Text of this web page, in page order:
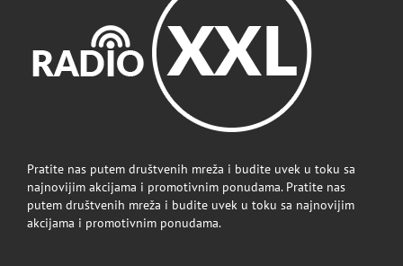
Pratite nas putem društvenih mreža i budite uvek u toku sa
najnovijim akcijama i promotivnim ponudama. Pratite nas
putem društvenih mreža i budite uvek u toku sa najnovijim
akcijama i promotivnim ponudama.